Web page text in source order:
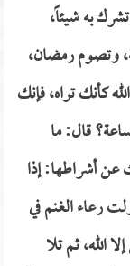
به شيئاً،
وتصوم رمضان،
كأنك تراه، فإنك
قال: ما
أشراطها: إذا
رعاء الغنم في
الله، ثم تلا